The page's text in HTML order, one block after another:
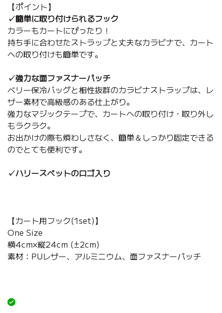
【ポイント】
✓簡単に取り付けられるフック
カラーもカートにぴったり！
持ち手に合わせたストラップと丈夫なカラビナで、カート
への取り付けも簡単です。
✓強力な面ファスナーパッチ
ベリー保冷バッグと相性抜群のカラビナストラップは、レ
ザー素材で高級感のある仕上がり。
強力なマジックテープで、カートへの取り付け・取り外し
もラクラク。
お出かけの際も煩わしさなく、簡単＆しっかり固定できる
のでとても便利です。
✓ハリースペットのロゴ入り
【カート用フック(1set)】
One Size
横4cm×縦24cm (±2cm)
素材：PUレザー、アルミニウム、面ファスナーパッチ